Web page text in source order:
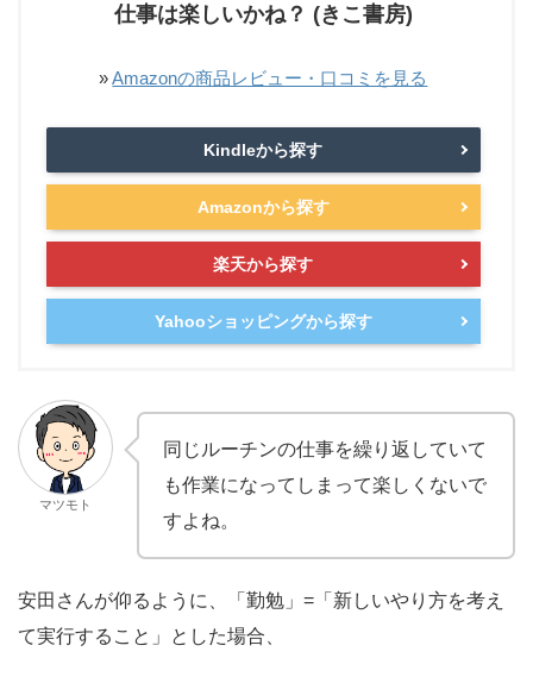
仕事は楽しいかね？ (きこ書房)
»Amazonの商品レビュー・口コミを見る
Kindleから探す
Amazonから探す
楽天から探す
Yahooショッピングから探す
マツモト
同じルーチンの仕事を繰り返していて
も作業になってしまって楽しくないで
すよね。
安田さんが仰るように、「勤勉」=「新しいやり方を考え
て実行すること」とした場合、